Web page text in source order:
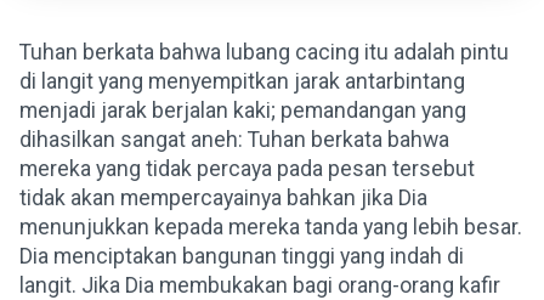
Tuhan berkata bahwa lubang cacing itu adalah pintu
di langit yang menyempitkan jarak antarbintang
menjadi jarak berjalan kaki; pemandangan yang
dihasilkan sangat aneh: Tuhan berkata bahwa
mereka yang tidak percaya pada pesan tersebut
tidak akan mempercayainya bahkan jika Dia
menunjukkan kepada mereka tanda yang lebih besar.
Dia menciptakan bangunan tinggi yang indah di
langit. Jika Dia membukakan bagi orang-orang kafir